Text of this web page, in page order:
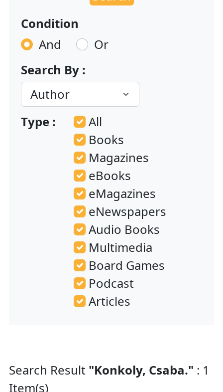
Condition
And
Or
Search By :
Type :
All
Books
Magazines
eBooks
eMagazines
eNewspapers
Audio Books
Multimedia
Board Games
Podcast
Articles
Search Result "Konkoly, Csaba." : 1
Item(s)